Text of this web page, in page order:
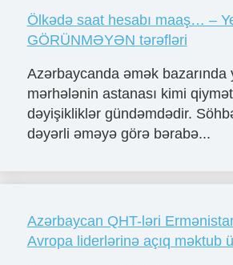
Ölkədə saat hesabı maaş… –
GÖRÜNMƏYƏN tərəfləri
Azərbaycanda əmək bazarında
mərhələnin astanası kimi
dəyişikliklər gündəmdədir.
dəyərli əməyə görə bərabə...
Azərbaycan QHT-ləri
Avropa liderlərinə açıq məktub